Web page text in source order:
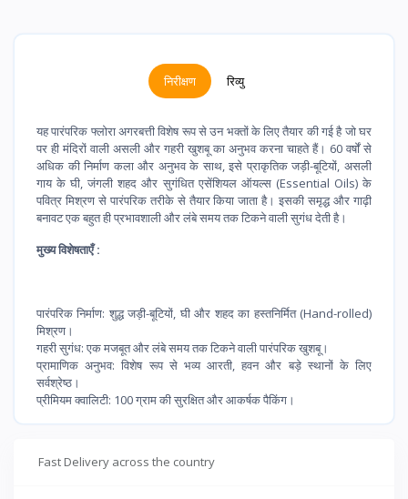
निरीक्षण रिव्यु
यह पारंपरिक फ्लोरा अगरबत्ती विशेष रूप से उन भक्तों के लिए तैयार की गई है जो घर
पर ही मंदिरों वाली असली और गहरी खुशबू का अनुभव करना चाहते हैं। 60 वर्षों से
अधिक की निर्माण कला और अनुभव के साथ, इसे प्राकृतिक जड़ी-बूटियों, असली
गाय के घी, जंगली शहद और सुगंधित एसेंशियल ऑयल्स (Essential Oils) के
पवित्र मिश्रण से पारंपरिक तरीके से तैयार किया जाता है। इसकी समृद्ध और गाढ़ी
बनावट एक बहुत ही प्रभावशाली और लंबे समय तक टिकने वाली सुगंध देती है।
मुख्य विशेषताएँ :
​पारंपरिक निर्माण: शुद्ध जड़ी-बूटियों, घी और शहद का हस्तनिर्मित (Hand-rolled)
मिश्रण।
​गहरी सुगंध: एक मजबूत और लंबे समय तक टिकने वाली पारंपरिक खुशबू।
​प्रामाणिक अनुभव: विशेष रूप से भव्य आरती, हवन और बड़े स्थानों के लिए
सर्वश्रेष्ठ।
​प्रीमियम क्वालिटी: 100 ग्राम की सुरक्षित और आकर्षक पैकिंग।
Fast Delivery across the country